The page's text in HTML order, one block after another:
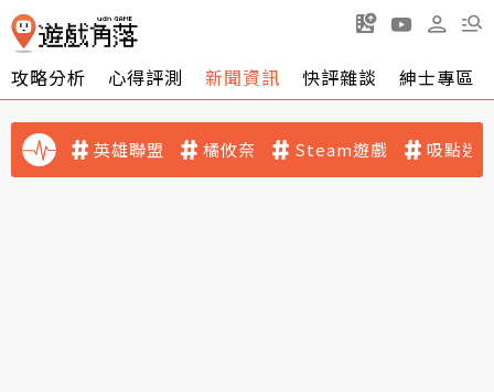
攻略分析 心得評測 新聞資訊 快評雜談 紳士專區
英雄聯盟 橘攸奈 Steam遊戲 吸點迷